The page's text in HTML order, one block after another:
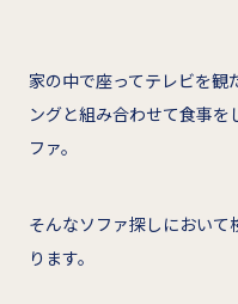
家の中で座ってテレビを観
ングと組み合わせて食事
ファ。
そんなソファ探しにおい
ります。